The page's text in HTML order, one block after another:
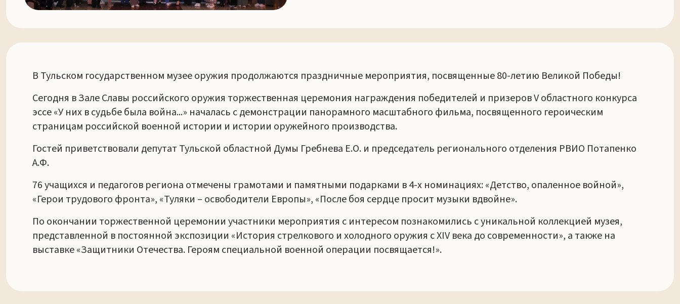
В Тульском государственном музее оружия продолжаются праздничные мероприятия, посвященные 80-летию Великой Победы!
Сегодня в Зале Славы российского оружия торжественная церемония награждения победителей и призеров V областного конкурса
эссе «У них в судьбе была война...» началась с демонстрации панорамного масштабного фильма, посвященного героическим
страницам российской военной истории и истории оружейного производства.
Гостей приветствовали депутат Тульской областной Думы Гребнева Е.О. и председатель регионального отделения РВИО Потапенко
А.Ф.
76 учащихся и педагогов региона отмечены грамотами и памятными подарками в 4-х номинациях: «Детство, опаленное войной»,
«Герои трудового фронта», «Туляки – освободители Европы», «После боя сердце просит музыки вдвойне».
По окончании торжественной церемонии участники мероприятия с интересом познакомились с уникальной коллекцией музея,
представленной в постоянной экспозиции «История стрелкового и холодного оружия с XIV века до современности», а также на
выставке «Защитники Отечества. Героям специальной военной операции посвящается!».